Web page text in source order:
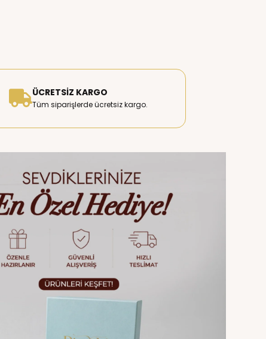
ÜCRETSIZ KARGO
Tüm siparişlerde ücretsiz kargo.